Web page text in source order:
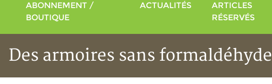
ABONNEMENT /
BOUTIQUE
ACTUALITÉS
ARTICLES
RÉSERVÉS
Des armoires sans formaldéhyde